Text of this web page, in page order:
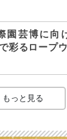
園芸博に向
彩るロープ
もっと見る